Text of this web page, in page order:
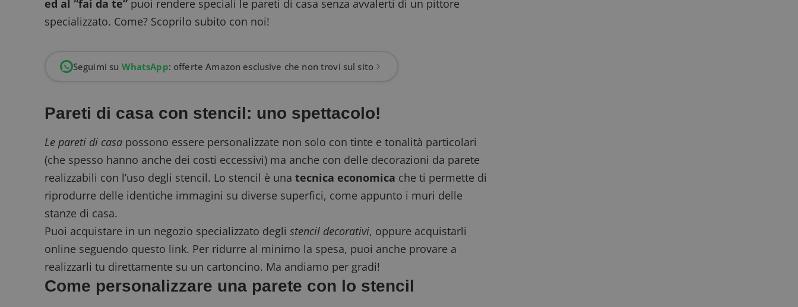
ed al “fai da te” puoi rendere speciali le pareti di casa senza avvalerti di un pittore
specializzato. Come? Scoprilo subito con noi!
Seguimi su WhatsApp: offerte Amazon esclusive che non trovi sul sito
Pareti di casa con stencil: uno spettacolo!
Le pareti di casa possono essere personalizzate non solo con tinte e tonalità particolari
(che spesso hanno anche dei costi eccessivi) ma anche con delle decorazioni da parete
realizzabili con l’uso degli stencil. Lo stencil è unatecnica economica che ti permette di
riprodurre delle identiche immagini su diverse superfici, come appunto i muri delle
stanze di casa.
Puoi acquistare in un negozio specializzato deglistencil decorativi, oppure acquistarli
online seguendo questo link. Per ridurre al minimo la spesa, puoi anche provare a
realizzarli tu direttamente su un cartoncino. Ma andiamo per gradi!
Come personalizzare una parete con lo stencil